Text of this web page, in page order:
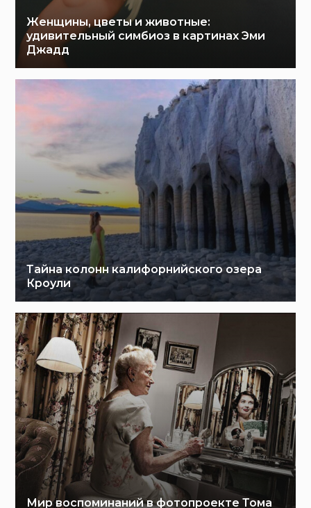
Женщины, цветы и животные:
удивительный симбиоз в картинах Эми
Джадд
Тайна колонн калифорнийского озера
Кроули
Мир воспоминаний в фотопроекте Тома